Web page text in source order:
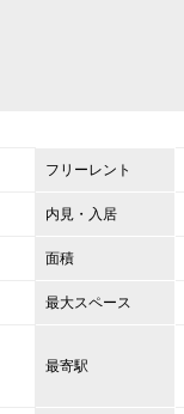
フリーレント
内見・入居
面積
最大スペース
最寄駅